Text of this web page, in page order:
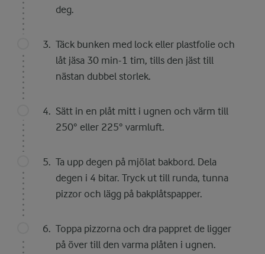
deg.
Täck bunken med lock eller plastfolie och
låt jäsa 30 min-1 tim, tills den jäst till
nästan dubbel storlek.
Sätt in en plåt mitt i ugnen och värm till
250° eller 225° varmluft.
Ta upp degen på mjölat bakbord. Dela
degen i 4 bitar. Tryck ut till runda, tunna
pizzor och lägg på bakplåtspapper.
Toppa pizzorna och dra pappret de ligger
på över till den varma plåten i ugnen.